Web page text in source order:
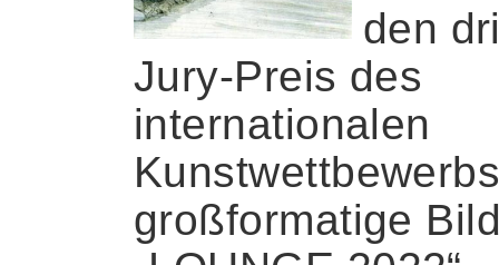
den
Jury-Preis des
internationalen
großformatige